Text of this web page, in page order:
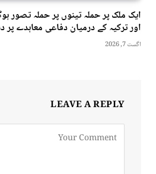
ایک ملک پر حملہ تینوں پر حملہ تصور
اور ترکیہ کے درمیان دفاعی معاہدے
اگست 7, 2026
LEAVE A REPLY